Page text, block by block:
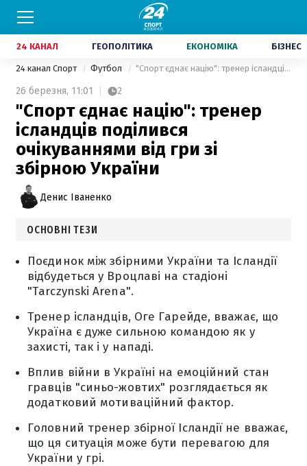
24 КАНАЛ ГЕОПОЛІТИКА ЕКОНОМІКА БІЗНЕС
24 канал Спорт Футбол "Спорт єднає націю": тренер ісландців поділився очікуваннями від гри зі збірною України
26 березня, 11:01 2
"Спорт єднає націю": тренер
ісландців поділився
очікуваннями від гри зі
збірною України
Денис Іваненко
ОСНОВНІ ТЕЗИ
Поєдинок між збірними України та Ісландії
відбудеться у Вроцлаві на стадіоні
"Tarczynski Arena".
Тренер ісландців, Оге Гарейде, вважає, що
Україна є дуже сильною командою як у
захисті, так і у нападі.
Вплив війни в Україні на емоційний стан
гравців "синьо-жовтих" розглядається як
додатковий мотиваційний фактор.
Головний тренер збірної Ісландії не вважає,
що ця ситуація може бути перевагою для
України у грі.